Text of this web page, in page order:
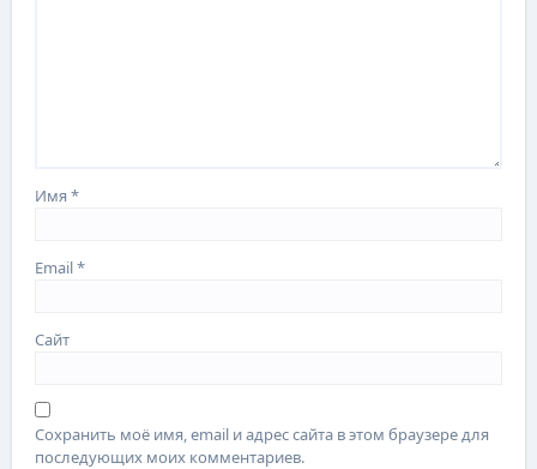
Имя*
Email*
Сайт
Сохранить моё имя, email и адрес сайта в этом браузере для
последующих моих комментариев.